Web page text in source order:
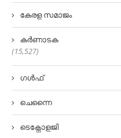
കേരള സമാജം
കർണാടക
(15,527)
ഗൾഫ്
ചെന്നൈ
ടെക്നോളജി